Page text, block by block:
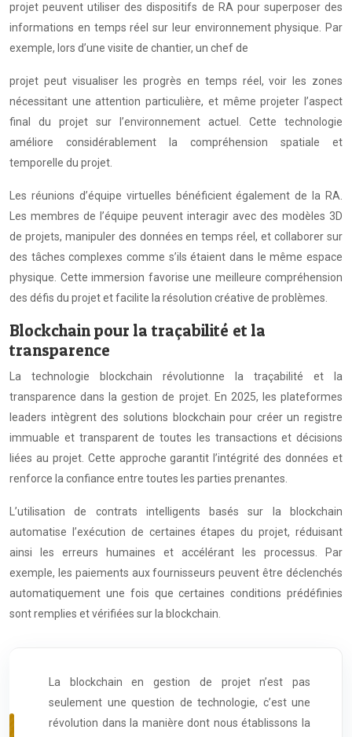
projet peuvent utiliser des dispositifs de RA pour superposer des
informations en temps réel sur leur environnement physique. Par
exemple, lors d’une visite de chantier, un chef de
projet peut visualiser les progrès en temps réel, voir les zones
nécessitant une attention particulière, et même projeter l’aspect
final du projet sur l’environnement actuel. Cette technologie
améliore considérablement la compréhension spatiale et
temporelle du projet.
Les réunions d’équipe virtuelles bénéficient également de la RA.
Les membres de l’équipe peuvent interagir avec des modèles 3D
de projets, manipuler des données en temps réel, et collaborer sur
des tâches complexes comme s’ils étaient dans le même espace
physique. Cette immersion favorise une meilleure compréhension
des défis du projet et facilite la résolution créative de problèmes.
Blockchain pour la traçabilité et la
transparence
La technologie blockchain révolutionne la traçabilité et la
transparence dans la gestion de projet. En 2025, les plateformes
leaders intègrent des solutions blockchain pour créer un registre
immuable et transparent de toutes les transactions et décisions
liées au projet. Cette approche garantit l’intégrité des données et
renforce la confiance entre toutes les parties prenantes.
L’utilisation de contrats intelligents basés sur la blockchain
automatise l’exécution de certaines étapes du projet, réduisant
ainsi les erreurs humaines et accélérant les processus. Par
exemple, les paiements aux fournisseurs peuvent être déclenchés
automatiquement une fois que certaines conditions prédéfinies
sont remplies et vérifiées sur la blockchain.
seulement une question de technologie, c’est une
révolution dans la manière dont nous établissons la